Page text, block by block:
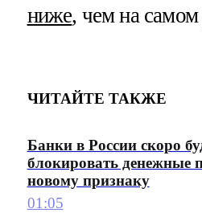
ниже, чем на самом
ЧИТАЙТЕ ТАКЖЕ
Банки в России скоро
блокировать денежные
новому признаку
01:05